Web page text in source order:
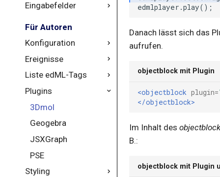
Eingabefelder
Auswahlfeld
Einheiten
Formeln
Intervalle
Matrizen
Mengen
Mulitple-Choice
Text
Für Autoren
Konfiguration
Konstruktor
Allgemein
Ereignisse
changelanguage
coursestarted
error
newpagepage
Liste edML-Tags
accordion
accordionview
affinespace
allof
applicationbox
audio
Plugins
3Dmol
Geogebra
JSXGraph
PSE
Styling
Danach lässt sich das
aufrufen.
objectblock mit Plugin
<objectblock plugin=
</objectblock>
Im Inhalt des
B.:
objectblock mit Plugin